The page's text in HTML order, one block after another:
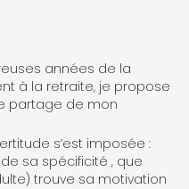
années de la
à la retraite, je propose
partage de mon
s’est imposée :
sa spécificité , que
trouve sa motivation